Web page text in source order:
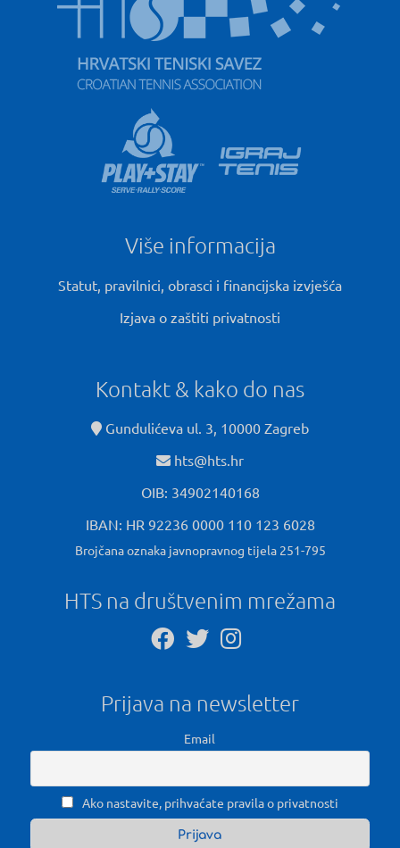
Više informacija
Statut, pravilnici, obrasci i financijska izvješća
Izjava o zaštiti privatnosti
Kontakt & kako do nas
Gundulićeva ul. 3, 10000 Zagreb
hts@hts.hr
OIB: 34902140168
IBAN: HR 92236 0000 110 123 6028
Brojčana oznaka javnopravnog tijela 251-795
HTS na društvenim mrežama
Prijava na newsletter
Email
Ako nastavite, prihvaćate pravila o privatnosti